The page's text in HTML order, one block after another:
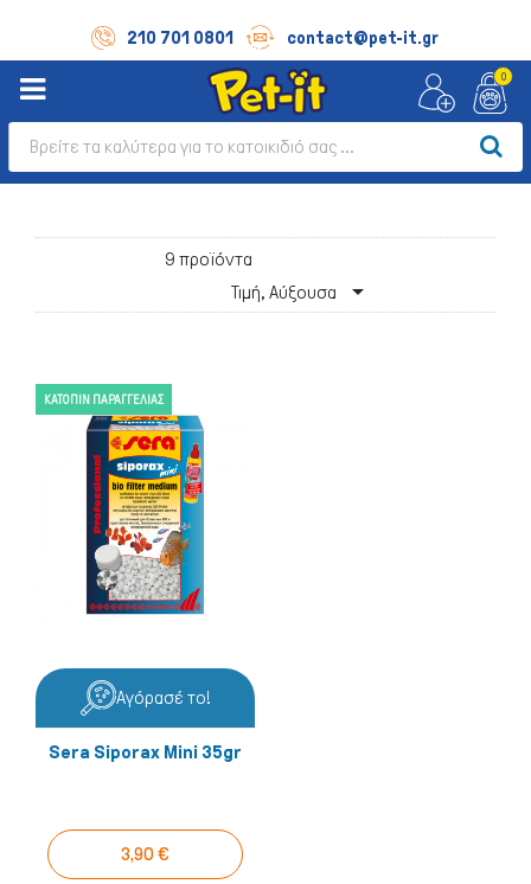
210 701 0801 contact@pet-it.gr
Σκύλος
0
9 προϊόντα
Τιμή, Αύξουσα

ΚΑΤΌΠΙΝ ΠΑΡΑΓΓΕΛΊΑΣ
Αγόρασέ το!
Sera Siporax Mini 35gr
3,90 €